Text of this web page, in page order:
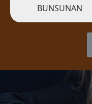
BUNSUNAN